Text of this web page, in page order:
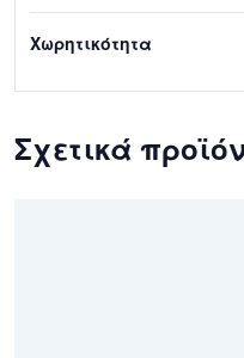
Χωρητικότητα
Σχετικά